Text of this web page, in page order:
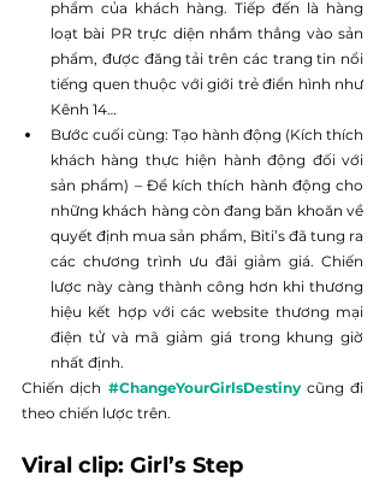
phẩm của khách hàng. Tiếp đến là hàng
loạt bài PR trực diện nhắm thẳng vào sản
phẩm, được đăng tải trên các trang tin nổi
tiếng quen thuộc với giới trẻ điển hình như
Kênh 14…
Bước cuối cùng: Tạo hành động (Kích thích
khách hàng thực hiện hành động đối với
sản phẩm) – Để kích thích hành động cho
những khách hàng còn đang băn khoăn về
quyết định mua sản phẩm, Biti’s đã tung ra
các chương trình ưu đãi giảm giá. Chiến
lược này càng thành công hơn khi thương
hiệu kết hợp với các website thương mại
điện tử và mã giảm giá trong khung giờ
nhất định.
Chiến dịch #ChangeYourGirlsDestiny cũng đi
theo chiến lược trên.
Viral clip: Girl’s Step